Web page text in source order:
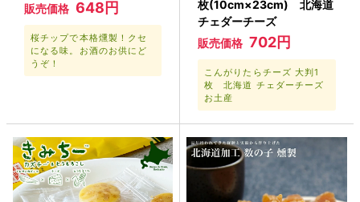
販売価格 648円
桜チップで本格燻製！クセ
になる味。お酒のお供にど
うぞ！
枚(10cm×23cm) 北海道
チェダーチーズ
販売価格 702円
こんがりたらチーズ 大判1
枚 北海道 チェダーチーズ
お土産